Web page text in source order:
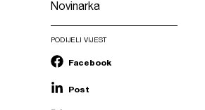
Novinarka
PODIJELI VIJEST
Facebook
Post